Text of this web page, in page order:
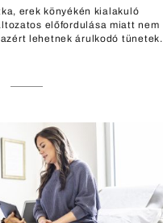
erek könyékén kialakuló
előfordulása miatt nem
lehetnek árulkodó tünetek.